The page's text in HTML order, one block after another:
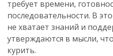
требует времени,
последовательности. В
не хватает знаний и
утверждаются в мысли,
курить.